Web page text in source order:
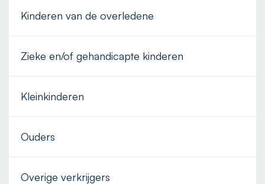
Kinderen van de overledene
Zieke en/of gehandicapte kinderen
Kleinkinderen
Ouders
Overige verkrijgers